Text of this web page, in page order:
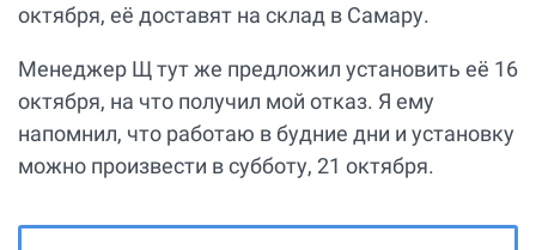
октября, её доставят на склад в Самару.
Менеджер Щ тут же предложил установить её 16
октября, на что получил мой отказ. Я ему
напомнил, что работаю в будние дни и установку
можно произвести в субботу, 21 октября.